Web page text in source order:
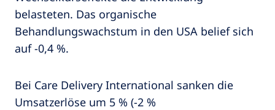
belasteten. Das organische
Behandlungswachstum in den USA belief sich
auf -0,4 %.
Bei Care Delivery International sanken die
Umsatzerlöse um 5 % (-2 %